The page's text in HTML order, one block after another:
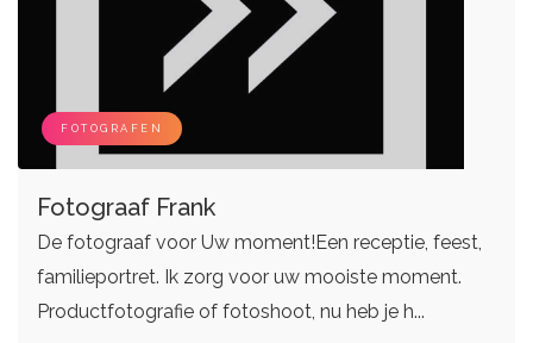
FOTOGRAFEN
Fotograaf Frank
De fotograaf voor Uw moment!Een receptie, feest,
familieportret. Ik zorg voor uw mooiste moment.
Productfotografie of fotoshoot, nu heb je h...